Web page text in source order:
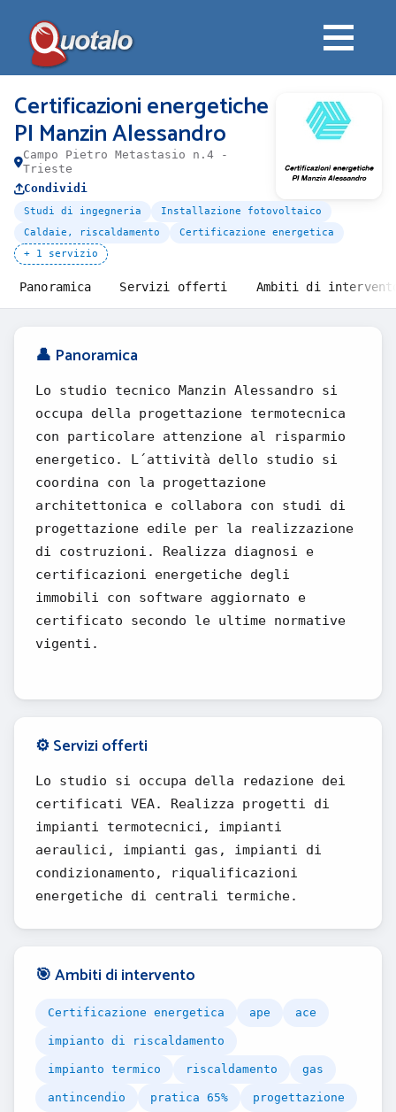
Certificazioni energetiche
PI Manzin Alessandro
Campo Pietro Metastasio n.4 -
Trieste
Condividi
Studi di ingegneria
Installazione fotovoltaico
Caldaie, riscaldamento
Certificazione energetica
+ 1 servizio
Panoramica Servizi offerti Ambiti di
👤 Panoramica
Lo studio tecnico Manzin Alessandro si
occupa della progettazione termotecnica
con particolare attenzione al risparmio
energetico. L´attività dello studio si
coordina con la progettazione
architettonica e collabora con studi di
progettazione edile per la realizzazione
di costruzioni. Realizza diagnosi e
certificazioni energetiche degli
immobili con software aggiornato e
certificato secondo le ultime normative
vigenti.
⚙️ Servizi offerti
Lo studio si occupa della redazione dei
certificati VEA. Realizza progetti di
impianti termotecnici, impianti
aeraulici, impianti gas, impianti di
condizionamento, riqualificazioni
energetiche di centrali termiche.
🎯 Ambiti di intervento
Certificazione energetica ape ace
impianto di riscaldamento
impianto termico riscaldamento gas
antincendio pratica 65% progettazione